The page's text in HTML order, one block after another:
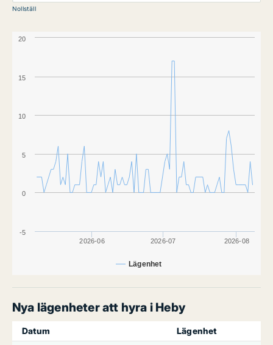
Nollställ
Lägenhet
2026-06 2026-07 2026-08
0
5
10
15
20
-5
Nya lägenheter att hyra i Heby
Datum
Lägenhet